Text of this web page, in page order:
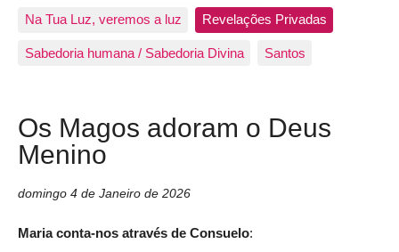
Na Tua Luz, veremos a luz Revelações Privadas
Sabedoria humana / Sabedoria Divina Santos
Os Magos adoram o Deus
Menino
domingo 4 de Janeiro de 2026
Maria conta-nos através de Consuelo: